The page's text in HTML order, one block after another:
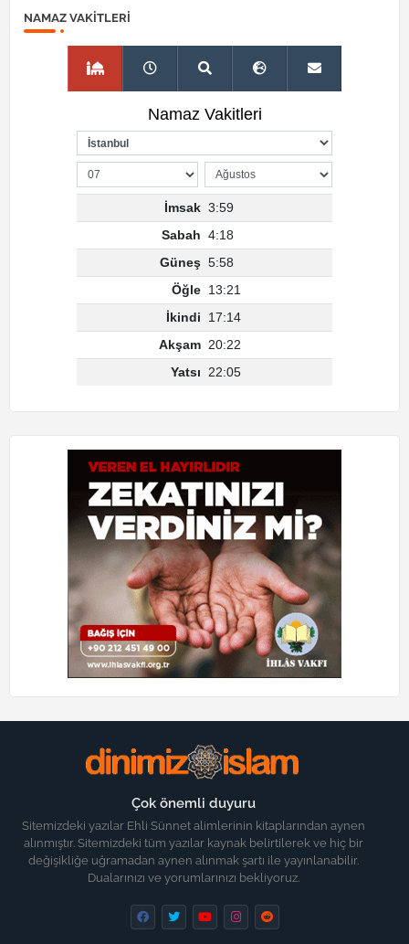
NAMAZ VAKITLERI
Çok önemli duyuru
Sitemizdeki yazılar Ehli Sünnet alimlerinin kitaplarından aynen
alınmıştır. Sitemizdeki tüm yazılar kaynak belirtilerek ve hiç bir
değişikliğe uğramadan aynen alınmak şartı ile yayınlanabilir.
Dualarınızı ve yorumlarınızı bekliyoruz.